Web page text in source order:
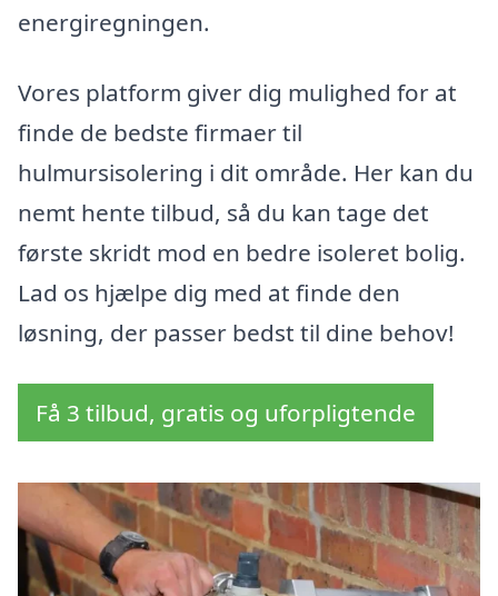
energiregningen.
Vores platform giver dig mulighed for at
finde de bedste firmaer til
hulmursisolering i dit område. Her kan du
nemt hente tilbud, så du kan tage det
første skridt mod en bedre isoleret bolig.
Lad os hjælpe dig med at finde den
løsning, der passer bedst til dine behov!
Få 3 tilbud, gratis og uforpligtende